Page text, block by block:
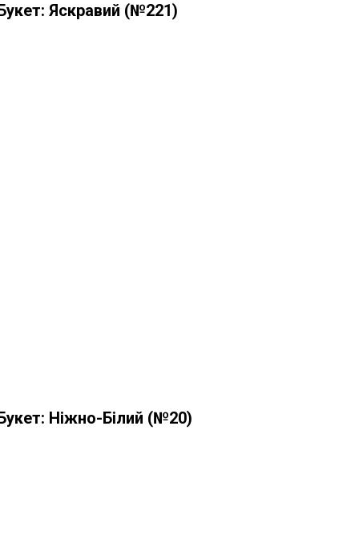
Яскравий (№221)
Ніжно-Білий (№20)